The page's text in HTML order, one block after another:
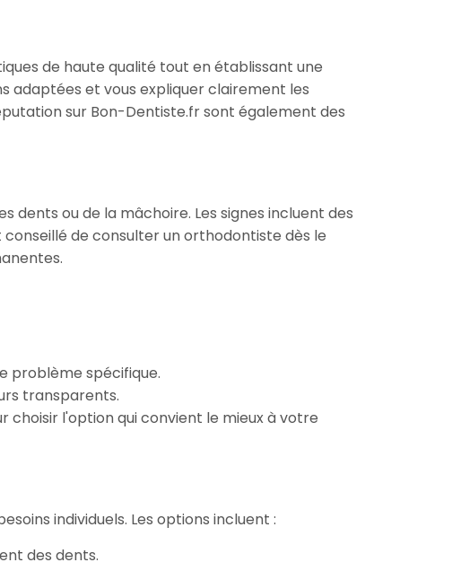
de haute qualité tout en établissant une
adaptées et vous expliquer clairement les
sur Bon-Dentiste.fr sont également des
dents ou de la mâchoire. Les signes incluent des
de consulter un orthodontiste dès le
problème spécifique.
transparents.
l'option qui convient le mieux à votre
individuels. Les options incluent :
des dents.